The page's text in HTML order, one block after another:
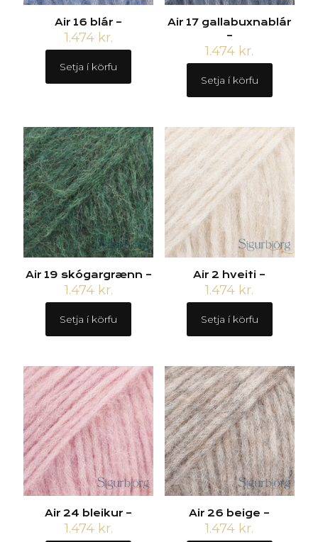
Air 16 blár –
1.474 kr.
Setja í körfu
Air 17 gallabuxnablár
–
1.474 kr.
Setja í körfu
Air 19 skógargrænn –
1.474 kr.
Setja í körfu
Air 2 hveiti –
1.474 kr.
Setja í körfu
Air 24 bleikur –
1.474 kr.
Air 26 beige –
1.474 kr.